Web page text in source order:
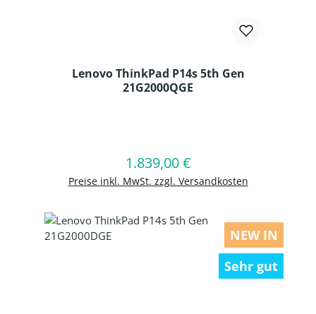
Lenovo ThinkPad P14s 5th Gen
21G2000QGE
Regulärer Preis:
1.839,00 €
Preise inkl. MwSt. zzgl. Versandkosten
In den Warenkorb
NEW IN
Sehr gut